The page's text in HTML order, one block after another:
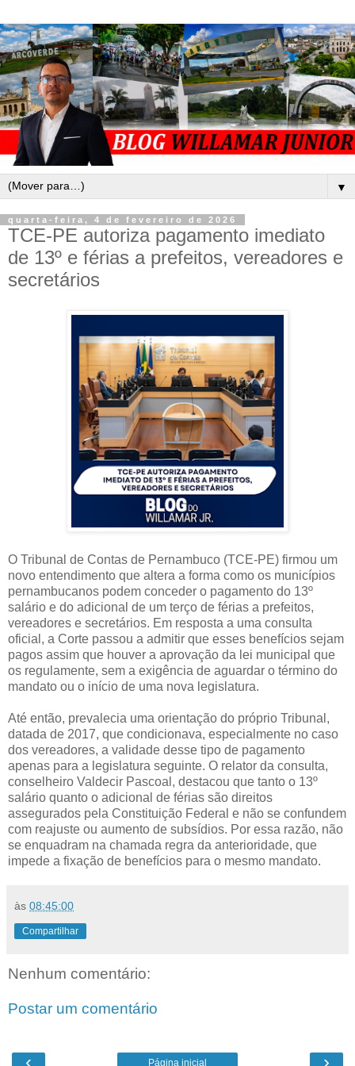
▼
quarta-feira, 4 de fevereiro de 2026
TCE-PE autoriza pagamento imediato
de 13º e férias a prefeitos, vereadores e
secretários
O Tribunal de Contas de Pernambuco (TCE-PE) firmou um
novo entendimento que altera a forma como os municípios
pernambucanos podem conceder o pagamento do 13º
salário e do adicional de um terço de férias a prefeitos,
vereadores e secretários. Em resposta a uma consulta
oficial, a Corte passou a admitir que esses benefícios sejam
pagos assim que houver a aprovação da lei municipal que
os regulamente, sem a exigência de aguardar o término do
mandato ou o início de uma nova legislatura.
Até então, prevalecia uma orientação do próprio Tribunal,
datada de 2017, que condicionava, especialmente no caso
dos vereadores, a validade desse tipo de pagamento
apenas para a legislatura seguinte. O relator da consulta,
conselheiro Valdecir Pascoal, destacou que tanto o 13º
salário quanto o adicional de férias são direitos
assegurados pela Constituição Federal e não se confundem
com reajuste ou aumento de subsídios. Por essa razão, não
se enquadram na chamada regra da anterioridade, que
impede a fixação de benefícios para o mesmo mandato.
às 08:45:00
Compartilhar
Nenhum comentário:
Postar um comentário
‹ ›
Página inicial